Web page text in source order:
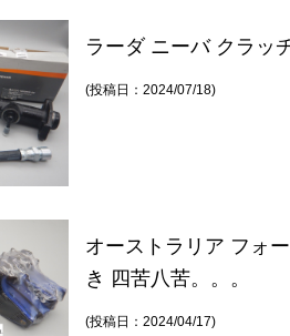
ラーダ ニーバ クラッ
(投稿日：2024/07/18)
オーストラリア フォ
き 四苦八苦。。。
(投稿日：2024/04/17)